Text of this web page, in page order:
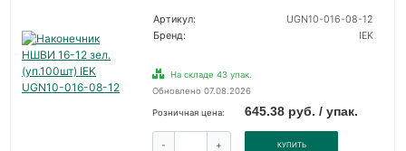
Артикул:
UGN10-016-08-12
Бренд:
IEK
На складе 43 упак.
Обновлено 07.08.2026
Розничная цена: 645.38 руб. / упак.
- + КУПИТЬ